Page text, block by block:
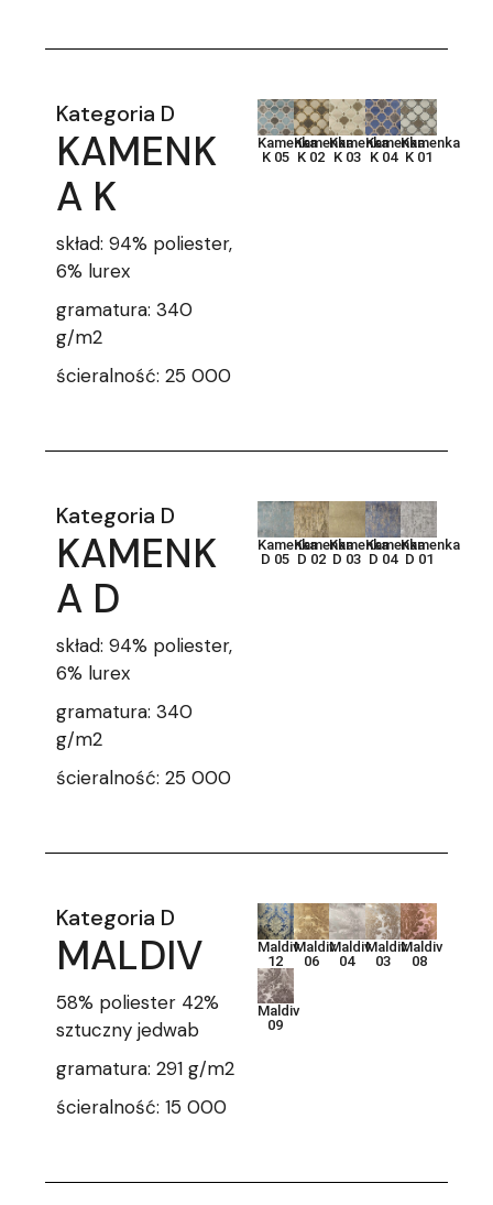
Kategoria D
KAMENK
A K
skład: 94% poliester,
6% lurex
gramatura: 340
g/m2
ścieralność: 25 000
Kamenka
K 05
Kamenka
K 02
Kamenka
K 03
Kamenka
K 04
Kamenka
K 01
Kategoria D
KAMENK
A D
skład: 94% poliester,
6% lurex
gramatura: 340
g/m2
ścieralność: 25 000
Kamenka
D 05
Kamenka
D 02
Kamenka
D 03
Kamenka
D 04
Kamenka
D 01
Kategoria D
MALDIV
58% poliester 42%
sztuczny jedwab
gramatura: 291 g/m2
ścieralność: 15 000
Maldiv
12
Maldiv
06
Maldiv
04
Maldiv
03
Maldiv
08
Maldiv
09